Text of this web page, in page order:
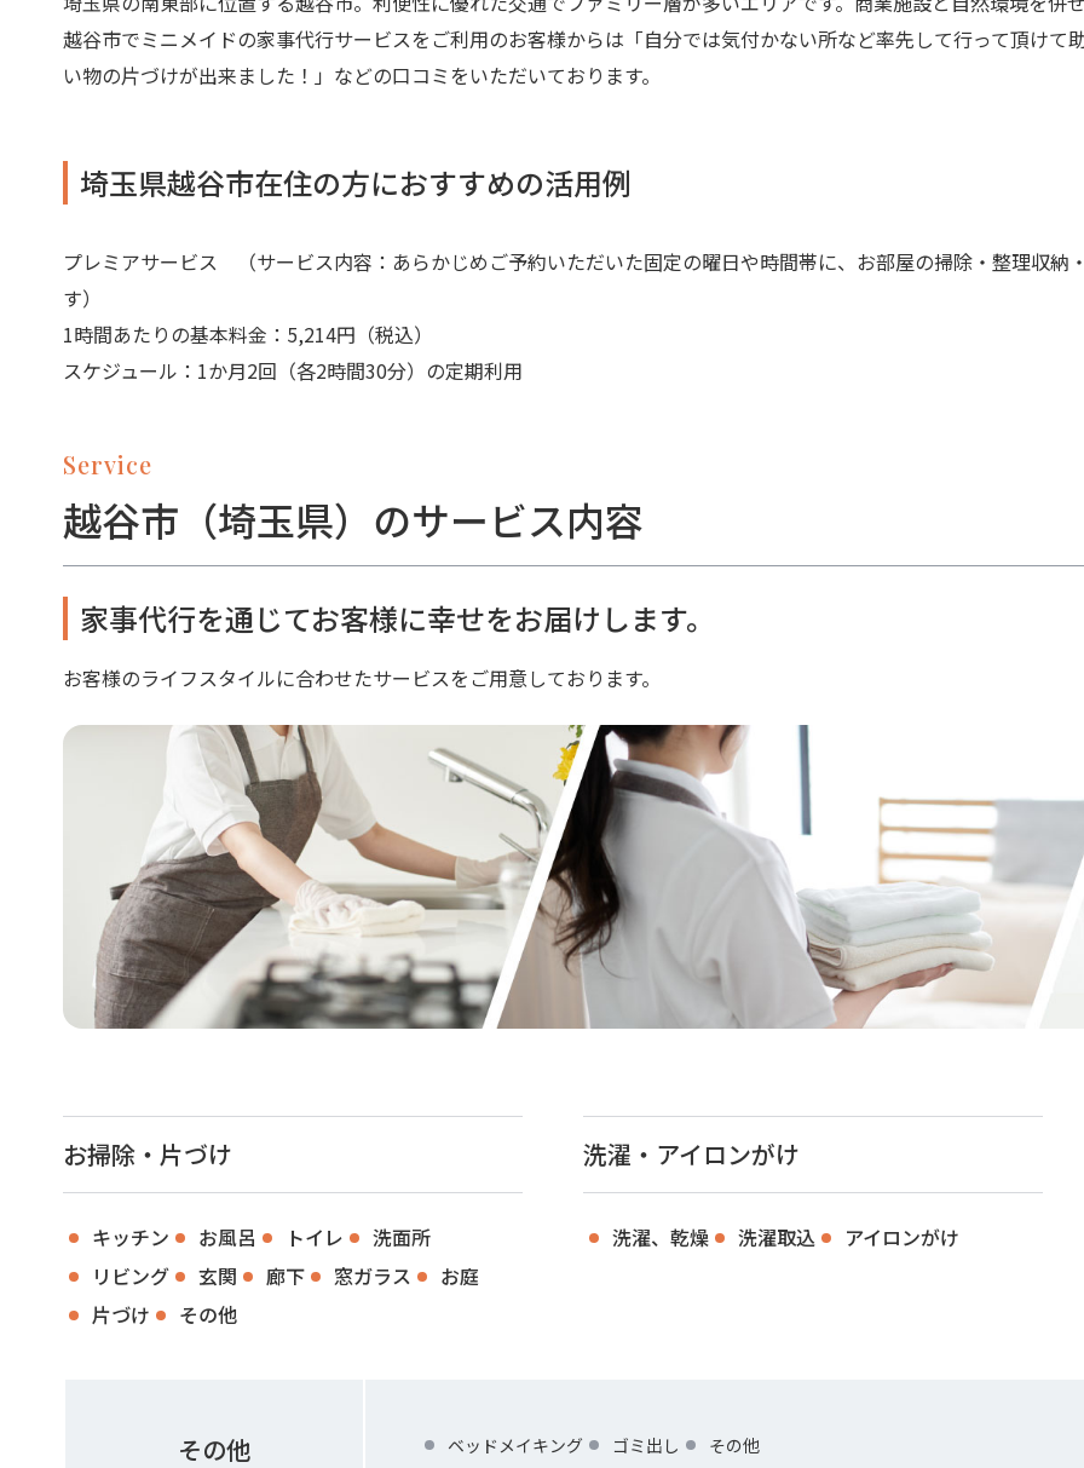
越谷市でミニメイドの家事代行サービスをご利用のお客様からは「自分では気付かない所など率先して行って頂け
い物の片づけが出来ました！」などの口コミをいただいております。
埼玉県越谷市在住の方におすすめの活用例
プレミアサービス （サービス内容：あらかじめご予約いただいた固定の曜日や時間帯に、お部屋の掃除・整理収納
す）
1時間あたりの基本料金：5,214円（税込）
スケジュール：1か月2回（各2時間30分）の定期利用
Service
越谷市（埼玉県）のサービス内容
家事代行を通じてお客様に幸せをお届けします。
お客様のライフスタイルに合わせたサービスをご用意しております。
お掃除・片づけ
キッチン お風呂 トイレ
洗面所
リビング
玄関 廊下 窓ガラス
お庭
片づけ
その他
洗濯・アイロンがけ
洗濯、乾燥 洗濯取込 アイロンがけ
その他 ベッドメイキング ゴミ出し その他